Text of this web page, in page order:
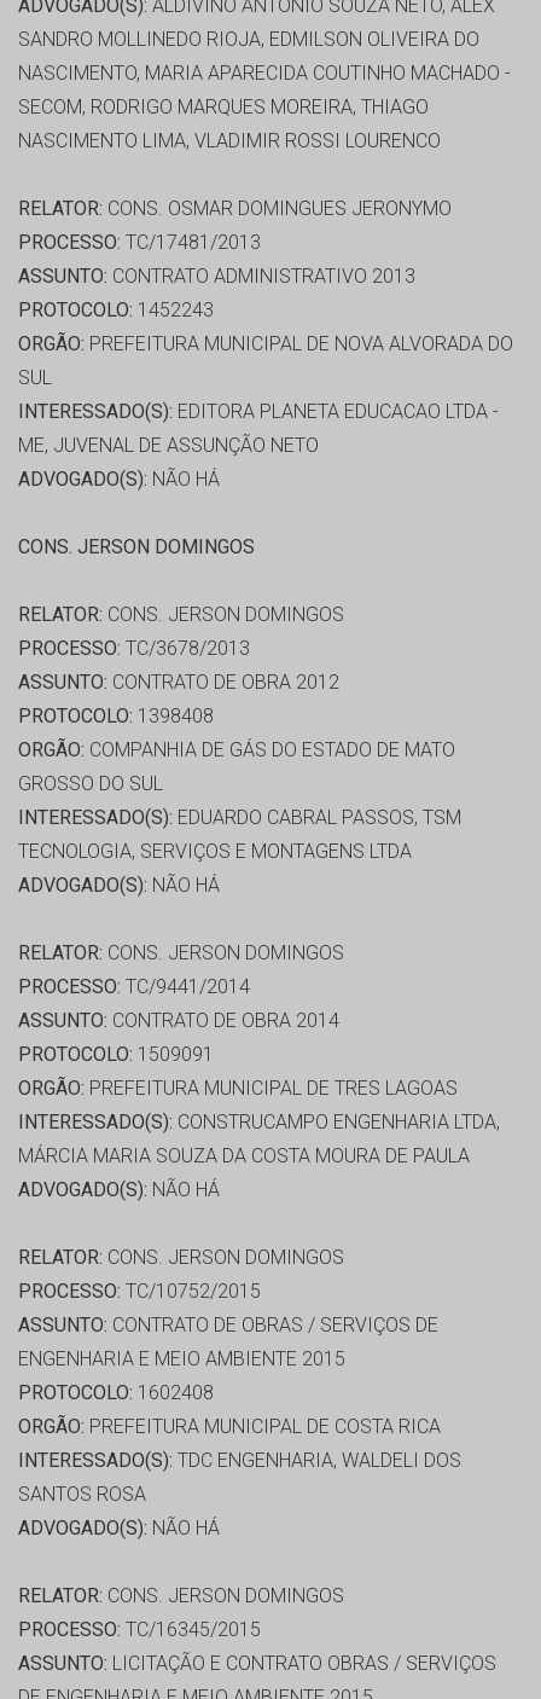
ADVOGADO(S): ALDIVINO ANTONIO SOUZA NETO, ALEX
SANDRO MOLLINEDO RIOJA, EDMILSON OLIVEIRA DO
NASCIMENTO, MARIA APARECIDA COUTINHO MACHADO -
SECOM, RODRIGO MARQUES MOREIRA, THIAGO
NASCIMENTO LIMA, VLADIMIR ROSSI LOURENCO
RELATOR: CONS. OSMAR DOMINGUES JERONYMO
PROCESSO: TC/17481/2013
ASSUNTO: CONTRATO ADMINISTRATIVO 2013
PROTOCOLO: 1452243
ORGÃO: PREFEITURA MUNICIPAL DE NOVA ALVORADA DO
SUL
INTERESSADO(S): EDITORA PLANETA EDUCACAO LTDA -
ME, JUVENAL DE ASSUNÇÃO NETO
ADVOGADO(S): NÃO HÁ
CONS. JERSON DOMINGOS
RELATOR: CONS. JERSON DOMINGOS
PROCESSO: TC/3678/2013
ASSUNTO: CONTRATO DE OBRA 2012
PROTOCOLO: 1398408
ORGÃO: COMPANHIA DE GÁS DO ESTADO DE MATO
GROSSO DO SUL
INTERESSADO(S): EDUARDO CABRAL PASSOS, TSM
TECNOLOGIA, SERVIÇOS E MONTAGENS LTDA
ADVOGADO(S): NÃO HÁ
RELATOR: CONS. JERSON DOMINGOS
PROCESSO: TC/9441/2014
ASSUNTO: CONTRATO DE OBRA 2014
PROTOCOLO: 1509091
ORGÃO: PREFEITURA MUNICIPAL DE TRES LAGOAS
INTERESSADO(S): CONSTRUCAMPO ENGENHARIA LTDA,
MÁRCIA MARIA SOUZA DA COSTA MOURA DE PAULA
ADVOGADO(S): NÃO HÁ
RELATOR: CONS. JERSON DOMINGOS
PROCESSO: TC/10752/2015
ASSUNTO: CONTRATO DE OBRAS / SERVIÇOS DE
ENGENHARIA E MEIO AMBIENTE 2015
PROTOCOLO: 1602408
ORGÃO: PREFEITURA MUNICIPAL DE COSTA RICA
INTERESSADO(S): TDC ENGENHARIA, WALDELI DOS
SANTOS ROSA
ADVOGADO(S): NÃO HÁ
RELATOR: CONS. JERSON DOMINGOS
PROCESSO: TC/16345/2015
ASSUNTO: LICITAÇÃO E CONTRATO OBRAS / SERVIÇOS